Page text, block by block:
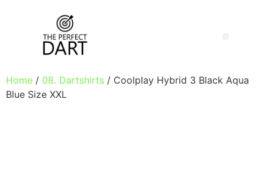
Home / 08. Dartshirts / Coolplay Hybrid 3 Black Aqua
Blue Size XXL